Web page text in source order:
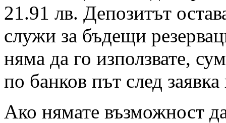
21.91 лв. Депозитът
служи за бъдещи
няма да го използвате,
по банков път след
Ако нямате възможност